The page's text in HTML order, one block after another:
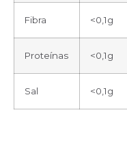
Fibra <0,1g
Proteínas <0,1g
Sal <0,1g